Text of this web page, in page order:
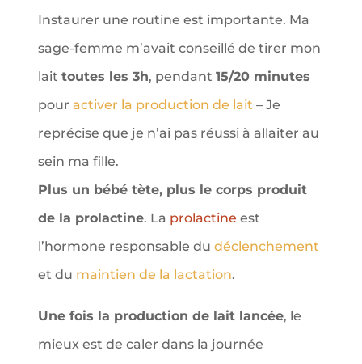
Instaurer une routine est importante. Ma
sage-femme m’avait conseillé de tirer mon
lait toutes les 3h, pendant 15/20 minutes
pour activer la production de lait – Je
reprécise que je n’ai pas réussi à allaiter au
sein ma fille.
Plus un bébé tète, plus le corps produit
de la prolactine. La prolactine est
l’hormone responsable du déclenchement
et du maintien de la lactation.
Une fois la production de lait lancée, le
mieux est de caler dans la journée